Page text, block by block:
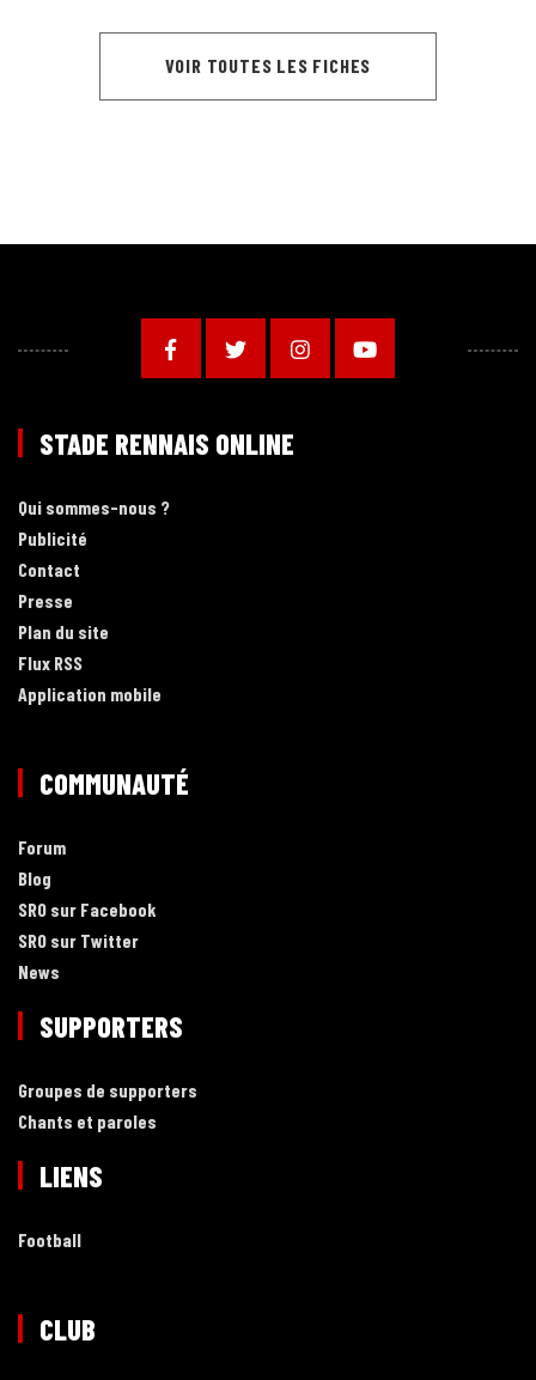
VOIR TOUTES LES FICHES
STADE RENNAIS ONLINE
Qui sommes-nous ?
Publicité
Contact
Presse
Plan du site
Flux RSS
Application mobile
COMMUNAUTÉ
Forum
Blog
SRO sur Facebook
SRO sur Twitter
News
SUPPORTERS
Groupes de supporters
Chants et paroles
LIENS
Football
CLUB